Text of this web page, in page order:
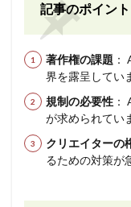
記事のポイント
著作権の課題
界を露呈してい
規制の必要性
が求められてい
クリエイターの
るための対策が